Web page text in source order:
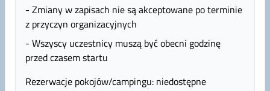
- Zmiany w zapisach nie są akceptowane po terminie
z przyczyn organizacyjnych
- Wszyscy uczestnicy muszą być obecni godzinę
przed czasem startu
Rezerwacje pokojów/campingu: niedostępne